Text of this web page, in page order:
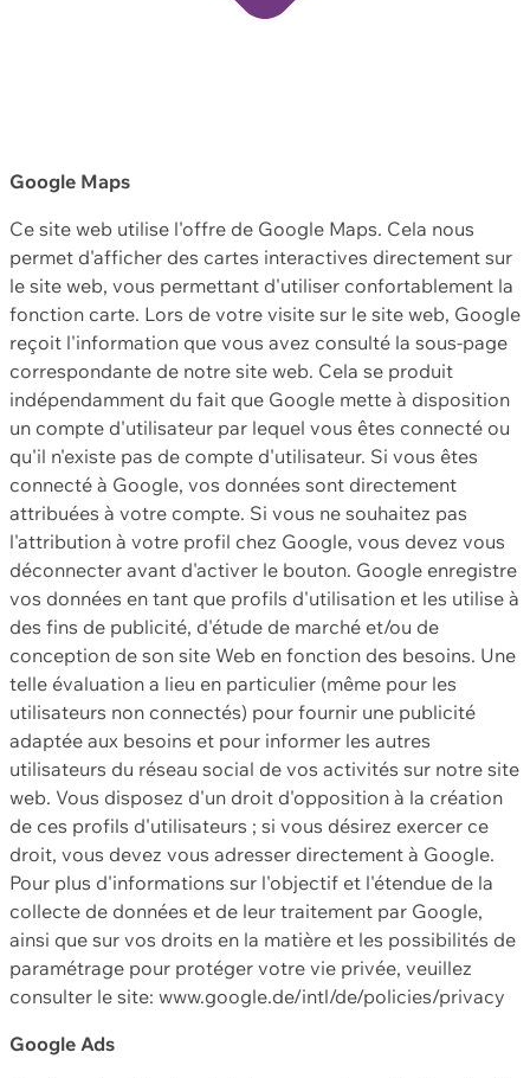
Google Maps
Ce site web utilise l'offre de Google Maps. Cela nous
permet d'afficher des cartes interactives directement sur
le site web, vous permettant d'utiliser confortablement la
fonction carte. Lors de votre visite sur le site web, Google
reçoit l'information que vous avez consulté la sous-page
correspondante de notre site web. Cela se produit
indépendamment du fait que Google mette à disposition
un compte d'utilisateur par lequel vous êtes connecté ou
qu'il n'existe pas de compte d'utilisateur. Si vous êtes
connecté à Google, vos données sont directement
attribuées à votre compte. Si vous ne souhaitez pas
l'attribution à votre profil chez Google, vous devez vous
déconnecter avant d'activer le bouton. Google enregistre
vos données en tant que profils d'utilisation et les utilise à
des fins de publicité, d'étude de marché et/ou de
conception de son site Web en fonction des besoins. Une
telle évaluation a lieu en particulier (même pour les
utilisateurs non connectés) pour fournir une publicité
adaptée aux besoins et pour informer les autres
utilisateurs du réseau social de vos activités sur notre site
web. Vous disposez d'un droit d'opposition à la création
de ces profils d'utilisateurs ; si vous désirez exercer ce
droit, vous devez vous adresser directement à Google.
Pour plus d'informations sur l'objectif et l'étendue de la
collecte de données et de leur traitement par Google,
ainsi que sur vos droits en la matière et les possibilités de
paramétrage pour protéger votre vie privée, veuillez
consulter le site: www.google.de/intl/de/policies/privacy
Google Ads